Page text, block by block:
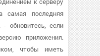
самая последняя
- обновитесь, если
приложения.
чтобы иметь